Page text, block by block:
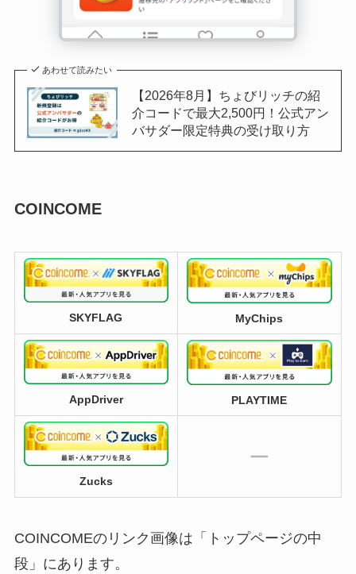
あわせて読みたい
【2026年8月】ちょびリッチの紹
介コードで最大2,500円！公式アン
バサダー限定特典の受け取り方
COINCOME
SKYFLAG MyChips
AppDriver PLAYTIME
Zucks
COINCOMEのリンク画像は「トップページの中
段」にあります。